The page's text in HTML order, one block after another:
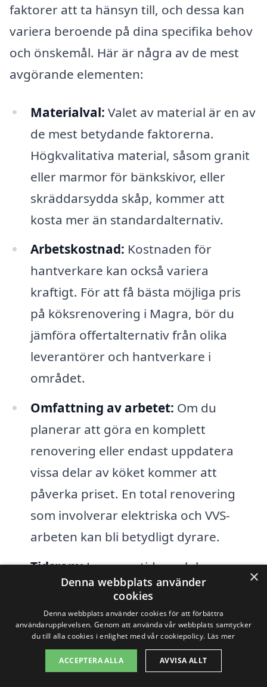
faktorer att ta hänsyn till, och dessa kan
variera beroende på dina specifika behov
och önskemål. Här är några av de mest
avgörande elementen:
Materialval: Valet av material är en av
de mest betydande faktorerna.
Högkvalitativa material, såsom granit
eller marmor för bänkskivor, eller
skräddarsydda skåp, kommer att
kosta mer än standardalternativ.
Arbetskostnad: Kostnaden för
hantverkare kan också variera
kraftigt. För att få bästa möjliga pris
på köksrenovering i Magra, bör du
jämföra offertalternativ från olika
leverantörer och hantverkare i
området.
Omfattning av arbetet: Om du
planerar att göra en komplett
renovering eller endast uppdatera
vissa delar av köket kommer att
påverka priset. En total renovering
som involverar elektriska och VVS-
arbeten kan bli betydligt dyrare.
Tidsram:Leveranstider och hur
snabbt du vill ha renoveringen
genomförd kan också påverka priset.
Snabbare leveranser kan kosta mer,
särskilt om hantverkarna behöver
omprioritera sina scheman.
×
Denna webbplats använder
cookies
Denna webbplats använder cookies för att förbättra
användarupplevelsen. Genom att använda vår webbplats samtycker
du till alla cookies i enlighet med vår cookiepolicy. Läs mer
ACCEPTERA ALLA AVVISA ALLT